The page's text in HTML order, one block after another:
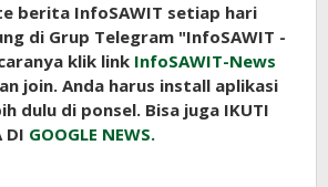
berita InfoSAWIT setiap hari
di Grup Telegram "InfoSAWIT -
klik link InfoSAWIT-News
join. Anda harus install aplikasi
dulu di ponsel. Bisa juga IKUTI
DI GOOGLE NEWS.